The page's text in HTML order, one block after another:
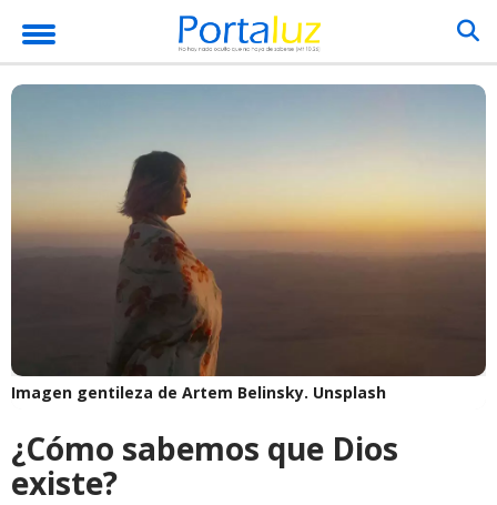
Imagen gentileza de Artem Belinsky. Unsplash
¿Cómo sabemos que Dios
existe?